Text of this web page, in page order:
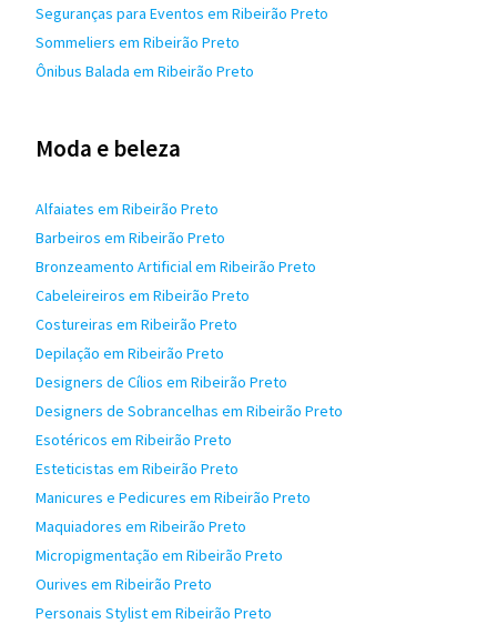
Seguranças para Eventos em Ribeirão Preto
Sommeliers em Ribeirão Preto
Ônibus Balada em Ribeirão Preto
Moda e beleza
Alfaiates em Ribeirão Preto
Barbeiros em Ribeirão Preto
Bronzeamento Artificial em Ribeirão Preto
Cabeleireiros em Ribeirão Preto
Costureiras em Ribeirão Preto
Depilação em Ribeirão Preto
Designers de Cílios em Ribeirão Preto
Designers de Sobrancelhas em Ribeirão Preto
Esotéricos em Ribeirão Preto
Esteticistas em Ribeirão Preto
Manicures e Pedicures em Ribeirão Preto
Maquiadores em Ribeirão Preto
Micropigmentação em Ribeirão Preto
Ourives em Ribeirão Preto
Personais Stylist em Ribeirão Preto